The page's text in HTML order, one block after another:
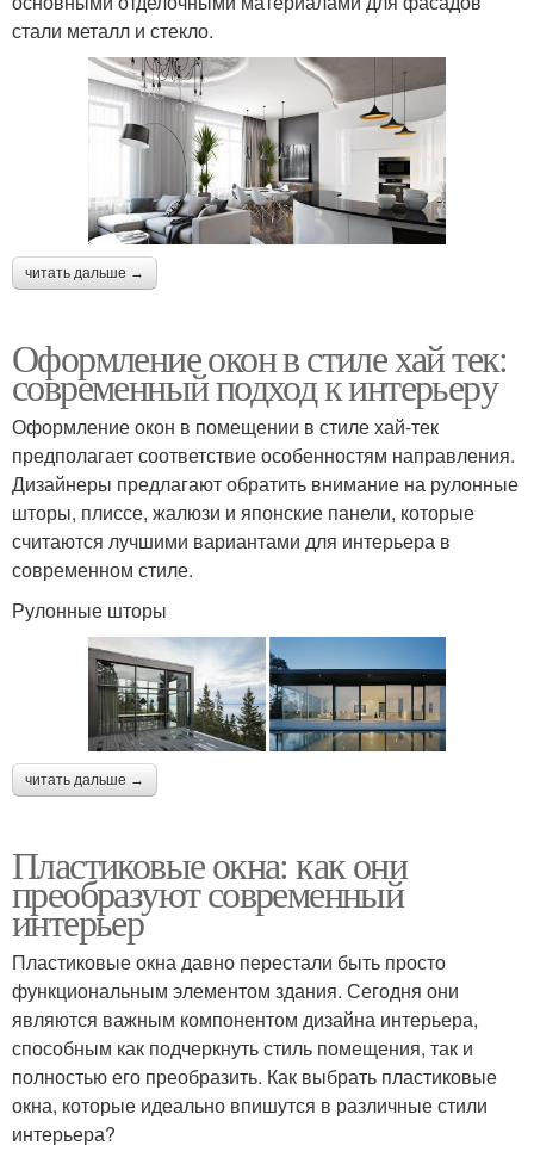
стали металл и стекло.
читать дальше →
Оформление окон в стиле хай тек:
современный подход к интерьеру
Оформление окон в помещении в стиле хай-тек
предполагает соответствие особенностям направления.
Дизайнеры предлагают обратить внимание на рулонные
шторы, плиссе, жалюзи и японские панели, которые
считаются лучшими вариантами для интерьера в
современном стиле.
Рулонные шторы
читать дальше →
Пластиковые окна: как они
преобразуют современный
интерьер
Пластиковые окна давно перестали быть просто
функциональным элементом здания. Сегодня они
являются важным компонентом дизайна интерьера,
способным как подчеркнуть стиль помещения, так и
полностью его преобразить. Как выбрать пластиковые
окна, которые идеально впишутся в различные стили
интерьера?